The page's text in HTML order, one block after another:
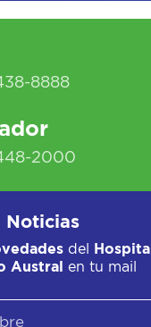
UN ASESOR
8888
2000
Noticias
del
Hospital
Austral
en tu mail